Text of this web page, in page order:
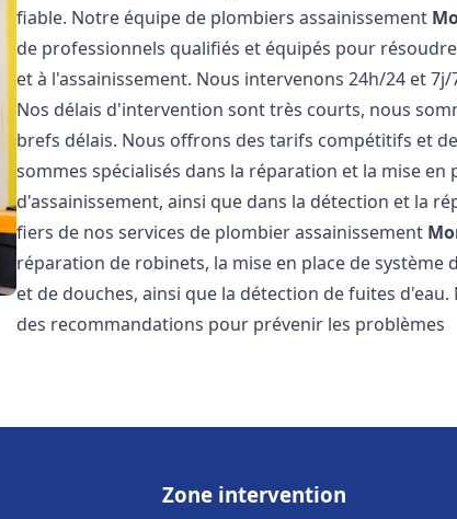
fiable. Notre équipe de plombiers assainissement
de professionnels qualifiés et équipés pour
et à l'assainissement. Nous intervenons 24h/24 et
Nos délais d'intervention sont très courts, nous
brefs délais. Nous offrons des tarifs compétitifs et
sommes spécialisés dans la réparation et la mise
d'assainissement, ainsi que dans la détection et la
fiers de nos services de plombier assainissement
réparation de robinets, la mise en place de
et de douches, ainsi que la détection de fuites
des recommandations pour prévenir les problèmes
Zone intervention